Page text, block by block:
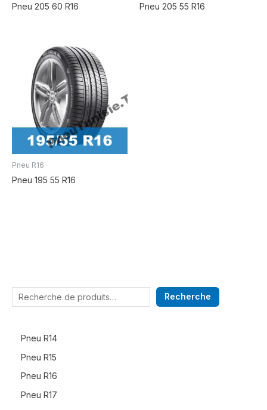
Recherche
Pneu R14
Pneu R15
Pneu R16
Pneu R17
Pneu 205 60 R16 Pneu 205 55 R16
Pneu R16
Pneu 195 55 R16